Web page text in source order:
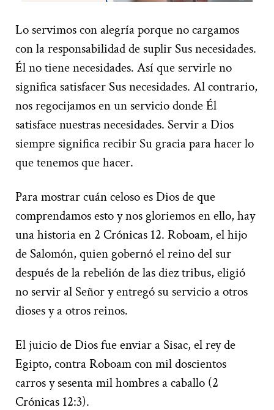
Lo servimos con alegría porque no cargamos
con la responsabilidad de suplir Sus necesidades.
Él no tiene necesidades. Así que servirle no
significa satisfacer Sus necesidades. Al contrario,
nos regocijamos en un servicio donde Él
satisface nuestras necesidades. Servir a Dios
siempre significa recibir Su gracia para hacer lo
que tenemos que hacer.
Para mostrar cuán celoso es Dios de que
comprendamos esto y nos gloriemos en ello, hay
una historia en 2 Crónicas 12. Roboam, el hijo
de Salomón, quien gobernó el reino del sur
después de la rebelión de las diez tribus, eligió
no servir al Señor y entregó su servicio a otros
dioses y a otros reinos.
El juicio de Dios fue enviar a Sisac, el rey de
Egipto, contra Roboam con mil doscientos
carros y sesenta mil hombres a caballo (2
Crónicas 12:3).